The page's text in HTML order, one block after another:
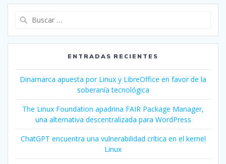
ENTRADAS RECIENTES
Dinamarca apuesta por Linux y LibreOffice en favor de la
soberanía tecnológica
The Linux Foundation apadrina FAIR Package Manager,
una alternativa descentralizada para WordPress
ChatGPT encuentra una vulnerabilidad crítica en el kernel
Linux